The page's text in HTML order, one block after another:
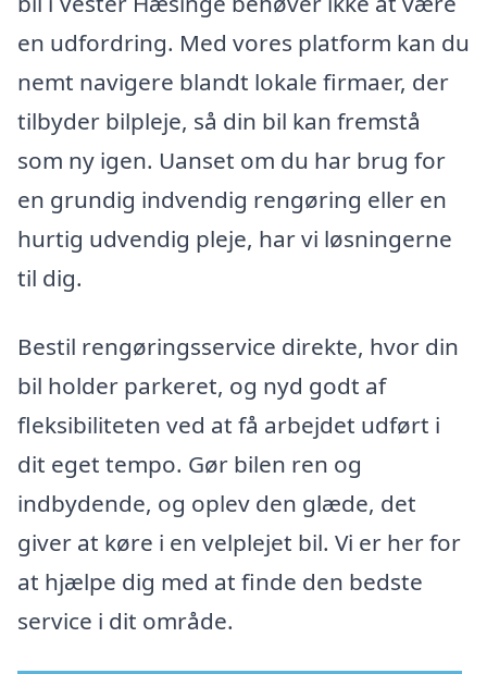
en udfordring. Med vores platform kan du
nemt navigere blandt lokale firmaer, der
tilbyder bilpleje, så din bil kan fremstå
som ny igen. Uanset om du har brug for
en grundig indvendig rengøring eller en
hurtig udvendig pleje, har vi løsningerne
til dig.
Bestil rengøringsservice direkte, hvor din
bil holder parkeret, og nyd godt af
fleksibiliteten ved at få arbejdet udført i
dit eget tempo. Gør bilen ren og
indbydende, og oplev den glæde, det
giver at køre i en velplejet bil. Vi er her for
at hjælpe dig med at finde den bedste
service i dit område.